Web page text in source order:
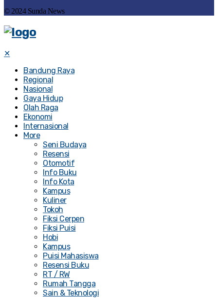
© 2024 Sunda News
✕
Bandung Raya
Regional
Nasional
Gaya Hidup
Olah Raga
Ekonomi
Internasional
More
Seni Budaya
Resensi
Otomotif
Info Buku
Info Kota
Kampus
Kuliner
Tokoh
Fiksi Cerpen
Fiksi Puisi
Hobi
Kampus
Puisi Mahasiswa
Resensi Buku
RT / RW
Rumah Tangga
Sain & Teknologi